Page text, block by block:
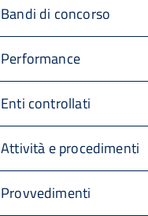
Bandi di concorso
Performance
Enti controllati
Attività e procedimenti
Provvedimenti